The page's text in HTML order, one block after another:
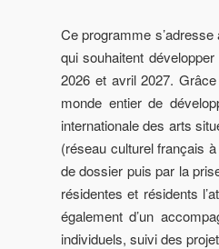
Ce programme
qui souhaitent
2026 et avril 2027.
monde entier de
internationale des arts
(réseau culturel français
de dossier puis par la
résidentes et résidents
également d’un
individuels, suivi des